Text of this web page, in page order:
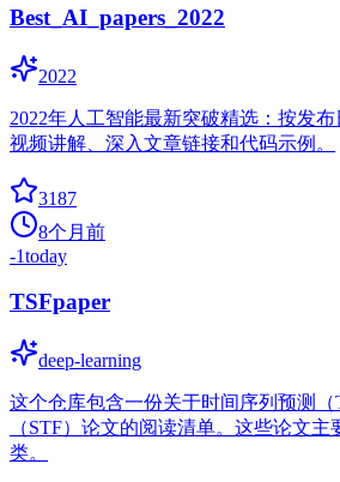
Best_AI_papers_2022
2022
2022年人工智能最新突破精选：按发
视频讲解、深入文章链接和代码示例。
3187
8个月前
-1today
TSFpaper
deep-learning
这个仓库包含一份关于时间序列预测（
（STF）论文的阅读清单。这些论文
类。